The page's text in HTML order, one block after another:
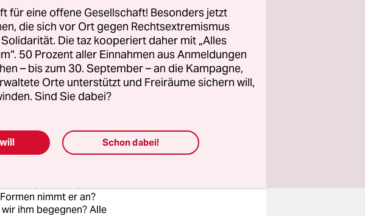
Salvador. Vielmehr ist es
und die damit
Rechte und
Antifeminismus
mit Antifeminismus?
nimmt er an?
ihm begegnen? Alle
für eine offene Gesellschaft! Besonders jetzt
die sich vor Ort gegen Rechtsextremismus
Die taz kooperiert daher mit „Alles
50 Prozent aller Einnahmen aus Anmeldungen
– bis zum 30. September – an die Kampagne,
Orte unterstützt und Freiräume sichern will,
Sind Sie dabei?
Schon dabei!